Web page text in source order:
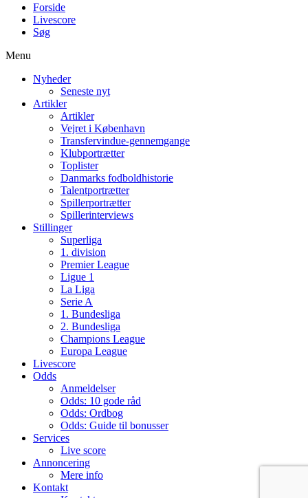
Forside
Livescore
Søg
Menu
Nyheder
Seneste nyt
Artikler
Artikler
Vejret i København
Transfervindue-gennemgange
Klubportrætter
Toplister
Danmarks fodboldhistorie
Talentportrætter
Spillerportrætter
Spillerinterviews
Stillinger
Superliga
1. division
Premier League
Ligue 1
La Liga
Serie A
1. Bundesliga
2. Bundesliga
Champions League
Europa League
Livescore
Odds
Anmeldelser
Odds: 10 gode råd
Odds: Ordbog
Odds: Guide til bonusser
Services
Live score
Annoncering
Mere info
Kontakt